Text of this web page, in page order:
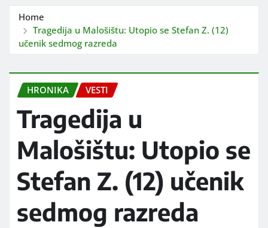
Home
Tragedija u Malošištu: Utopio se Stefan Z. (12)
učenik sedmog razreda
HRONIKA VESTI
Tragedija u
Malošištu: Utopio se
Stefan Z. (12) učenik
sedmog razreda